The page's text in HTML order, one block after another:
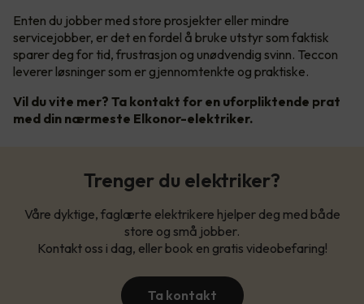
Enten du jobber med store prosjekter eller mindre
servicejobber, er det en fordel å bruke utstyr som faktisk
sparer deg for tid, frustrasjon og unødvendig svinn. Teccon
leverer løsninger som er gjennomtenkte og praktiske.
Vil du vite mer? Ta kontakt for en uforpliktende prat
med din nærmeste Elkonor-elektriker.
Trenger du elektriker?
Våre dyktige, faglærte elektrikere hjelper deg med både
store og små jobber.
Kontakt oss i dag, eller book en gratis videobefaring!
Ta kontakt